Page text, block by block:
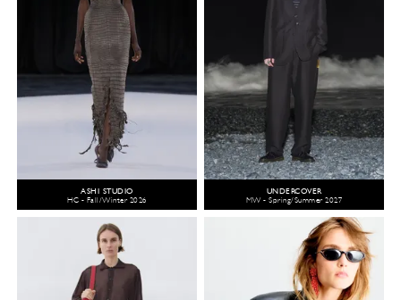
ASHI STUDIO
HC - Fall/Winter 2026
UNDERCOVER
MW - Spring/Summer 2027